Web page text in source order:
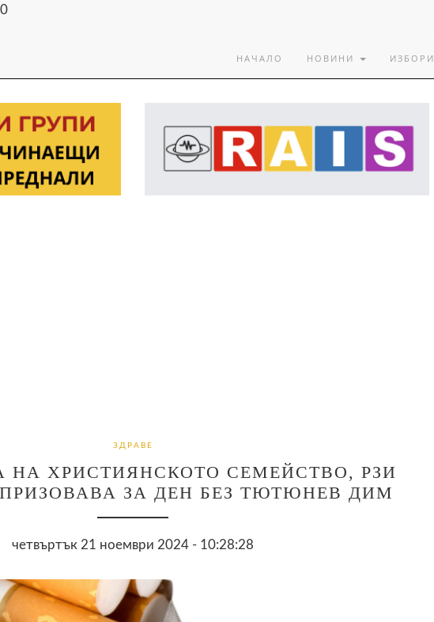
НАЧАЛО НОВИНИ ИЗБОРИ
ЗДРАВЕ
НА ХРИСТИЯНСКОТО СЕМЕЙСТВО, РЗИ
ЗА ДЕН БЕЗ ТЮТЮНЕВ ДИМ
четвъртък 21 ноември 2024 - 10:28:28